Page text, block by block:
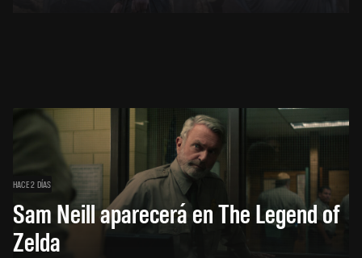
HACE 2 DÍAS
Sam Neill aparecerá en The Legend of
Zelda